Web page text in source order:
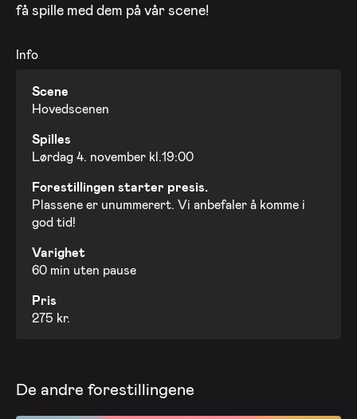
få spille med dem på vår scene!
Info
Scene
Hovedscenen
Spilles
Lørdag 4. november kl.19:00
Forestillingen starter presis.
Plassene er unummerert. Vi anbefaler å komme i
god tid!
Varighet
60 min uten pause
Pris
275 kr.
De andre forestillingene